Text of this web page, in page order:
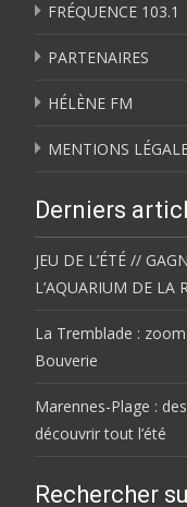
FRÉQUENCE 103.1
PARTENAIRES
HÉLÈNE FM
MENTIONS
Derniers
JEU DE L’ÉTÉ //
L’AQUARIUM DE LA
La Tremblade :
Bouverie
Marennes-Plage :
découvrir tout l’été
Rechercher